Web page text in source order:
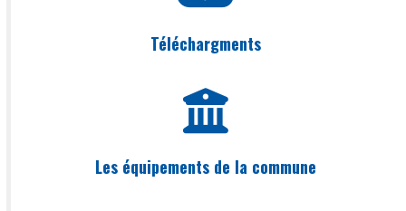
Téléchargments
Les équipements de la commune